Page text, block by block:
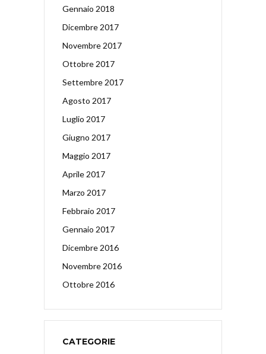
Gennaio 2018
Dicembre 2017
Novembre 2017
Ottobre 2017
Settembre 2017
Agosto 2017
Luglio 2017
Giugno 2017
Maggio 2017
Aprile 2017
Marzo 2017
Febbraio 2017
Gennaio 2017
Dicembre 2016
Novembre 2016
Ottobre 2016
CATEGORIE